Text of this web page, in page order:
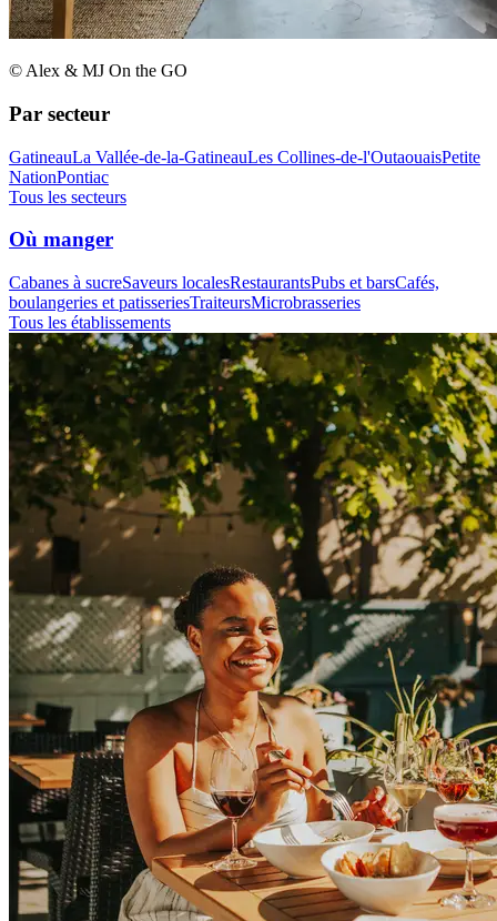
© Alex & MJ On the GO
Par secteur
GatineauLa Vallée-de-la-GatineauLes Collines-de-l'OutaouaisPetite
NationPontiac
Tous les secteurs
Où manger
Cabanes à sucreSaveurs localesRestaurantsPubs et barsCafés,
boulangeries et patisseriesTraiteursMicrobrasseries
Tous les établissements